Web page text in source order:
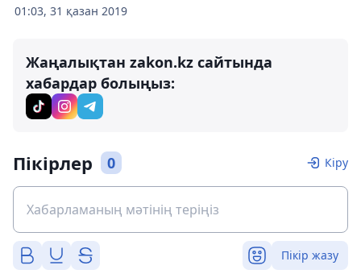
01:03, 31 қазан 2019
Жаңалықтан zakon.kz сайтында
хабардар болыңыз:
Пікірлер 0 Кіру
Пікір жазу